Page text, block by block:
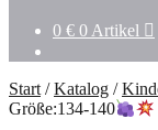
0 € 0 Artikel
Start /Katalog /
Größe:134-140